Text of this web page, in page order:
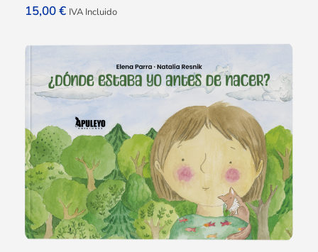
15,00€ IVA Incluido